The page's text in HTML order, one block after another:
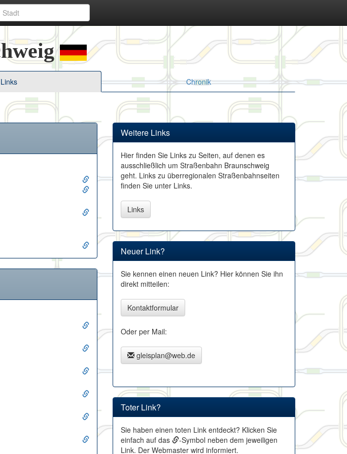
Links Chronik
Weitere Links
Hier finden Sie Links zu Seiten, auf denen es
ausschließlich um Straßenbahn Braunschweig
geht. Links zu überregionalen Straßenbahnseiten
finden Sie unter Links.
Links
Neuer Link?
Sie kennen einen neuen Link? Hier können Sie ihn
direkt mitteilen:
Kontaktformular
Oder per Mail:
gleisplan@web.de
Toter Link?
Sie haben einen toten Link entdeckt? Klicken Sie
einfach auf das
-Symbol neben dem jeweiligen
Link. Der Webmaster wird informiert.